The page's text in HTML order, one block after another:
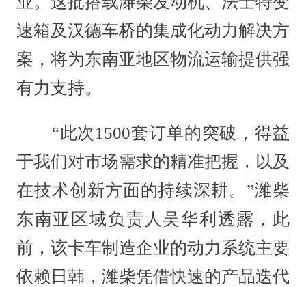
速箱及汉德车桥的集成化动力解决方
案，将为东南亚地区物流运输提供强
有力支持。
“此次1500套订单的突破，得益
于我们对市场需求的精准把握，以及
在技术创新方面的持续深耕。”潍柴
东南亚区域负责人吴华利透露，此
前，该卡车制造企业的动力系统主要
依赖日韩，潍柴凭借快速的产品迭代